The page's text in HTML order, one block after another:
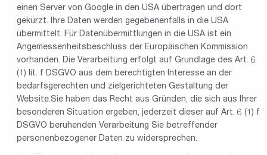
einen Server von Google in den USA übertragen und dort
gekürzt. Ihre Daten werden gegebenenfalls in die USA
übermittelt. Für Datenübermittlungen in die USA ist ein
Angemessenheitsbeschluss der Europäischen Kommission
vorhanden. Die Verarbeitung erfolgt auf Grundlage des Art. 6
(1) lit. f DSGVO aus dem berechtigten Interesse an der
bedarfsgerechten und zielgerichteten Gestaltung der
Website.Sie haben das Recht aus Gründen, die sich aus Ihrer
besonderen Situation ergeben, jederzeit dieser auf Art. 6 (1) f
DSGVO beruhenden Verarbeitung Sie betreffender
personenbezogener Daten zu widersprechen.